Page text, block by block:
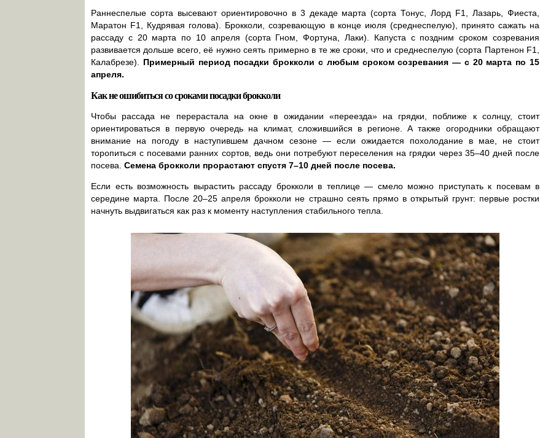
Раннеспелые сорта высевают ориентировочно в 3 декаде марта (сорта Тонус, Лорд F1, Лазарь, Фиеста,
Маратон F1, Кудрявая голова). Брокколи, созревающую в конце июля (среднеспелую), принято сажать на
рассаду с 20 марта по 10 апреля (сорта Гном, Фортуна, Лаки). Капуста с поздним сроком созревания
развивается дольше всего, её нужно сеять примерно в те же сроки, что и среднеспелую (сорта Партенон F1,
Калабрезе). Примерный период посадки брокколи с любым сроком созревания — с 20 марта по 15
апреля.
Как не ошибиться со сроками посадки брокколи
Чтобы рассада не перерастала на окне в ожидании «переезда» на грядки, поближе к солнцу, стоит
ориентироваться в первую очередь на климат, сложившийся в регионе. А также огородники обращают
внимание на погоду в наступившем дачном сезоне — если ожидается похолодание в мае, не стоит
торопиться с посевами ранних сортов, ведь они потребуют переселения на грядки через 35–40 дней после
посева. Семена брокколи прорастают спустя 7–10 дней после посева.
Если есть возможность вырастить рассаду брокколи в теплице — смело можно приступать к посевам в
середине марта. После 20–25 апреля брокколи не страшно сеять прямо в открытый грунт: первые ростки
начнуть выдвигаться как раз к моменту наступления стабильного тепла.